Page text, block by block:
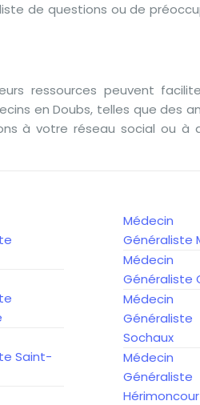
de questions ou de
ressources peuvent
en Doubs, telles que des
à votre réseau social ou à
Saint-
Médecin
Généraliste
Médecin
Généraliste
Médecin
Généraliste
Sochaux
Médecin
Généraliste